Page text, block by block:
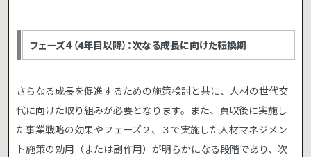
フェーズ４（4年目以降）：次なる成長に向けた転換期
さらなる成長を促進するための施策検討と共に、人材の世代交
代に向けた取り組みが必要となります。また、買収後に実施し
た事業戦略の効果やフェーズ２、３で実施した人材マネジメン
ト施策の効用（または副作用）が明らかになる段階であり、次